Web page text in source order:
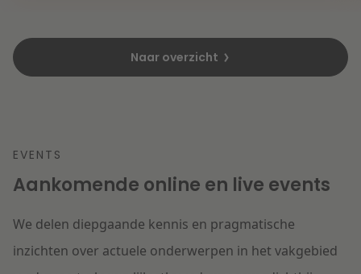
Naar overzicht
EVENTS
Aankomende online en live events
We delen diepgaande kennis en pragmatische
inzichten over actuele onderwerpen in het vakgebied